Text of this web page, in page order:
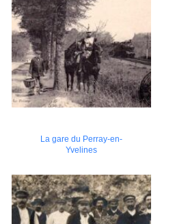
La gare du Perray-en-
Yvelines